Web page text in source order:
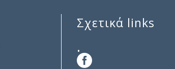
Σχετικά links
.